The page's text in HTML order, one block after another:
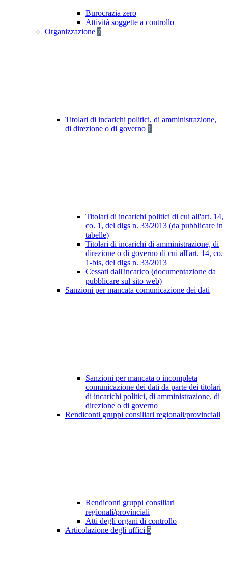
Burocrazia zero
Attività soggette a controllo
Organizzazione 7
Titolari di incarichi politici, di amministrazione,
di direzione o di governo 1
Titolari di incarichi politici di cui all'art. 14,
co. 1, del dlgs n. 33/2013 (da pubblicare in
tabelle)
Titolari di incarichi di amministrazione, di
direzione o di governo di cui all'art. 14, co.
1-bis, del dlgs n. 33/2013
Cessati dall'incarico (documentazione da
pubblicare sul sito web)
Sanzioni per mancata comunicazione dei dati
Sanzioni per mancata o incompleta
comunicazione dei dati da parte dei titolari
di incarichi politici, di amministrazione, di
direzione o di governo
Rendiconti gruppi consiliari regionali/provinciali
Rendiconti gruppi consiliari
regionali/provinciali
Atti degli organi di controllo
Articolazione degli uffici 5